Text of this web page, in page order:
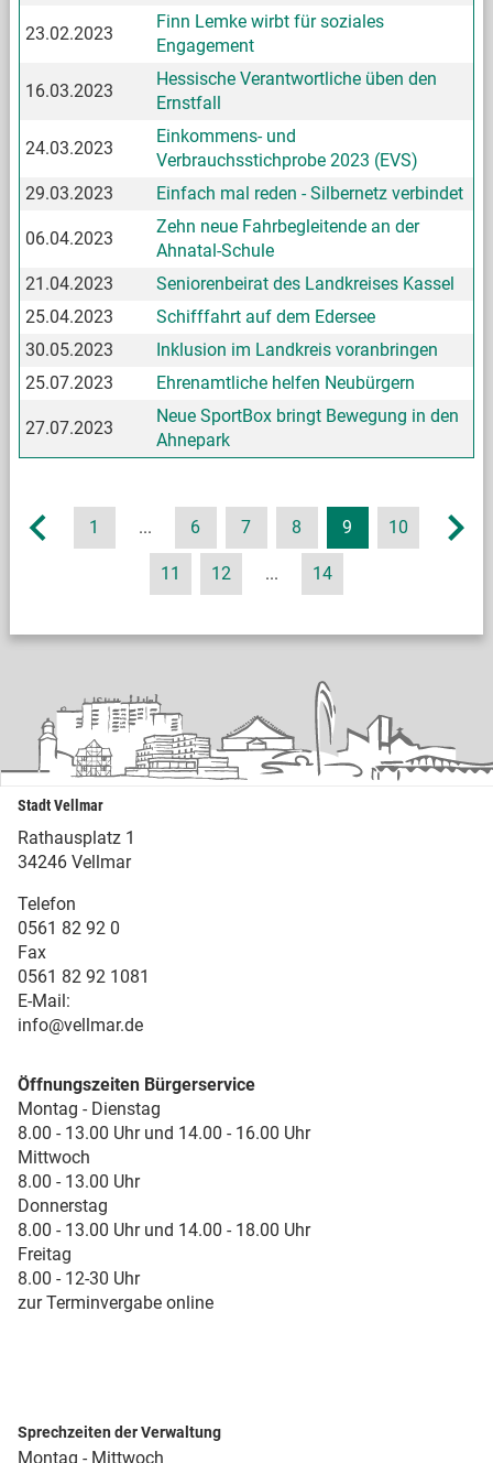
23.02.2023
Finn Lemke wirbt für soziales
Engagement
16.03.2023
Hessische Verantwortliche üben den
Ernstfall
24.03.2023
Einkommens- und
Verbrauchsstichprobe 2023 (EVS)
29.03.2023
Einfach mal reden - Silbernetz verbindet
06.04.2023
Zehn neue Fahrbegleitende an der
Ahnatal-Schule
21.04.2023
Seniorenbeirat des Landkreises Kassel
25.04.2023
Schifffahrt auf dem Edersee
30.05.2023
Inklusion im Landkreis voranbringen
25.07.2023
Ehrenamtliche helfen Neubürgern
27.07.2023
Neue SportBox bringt Bewegung in den
Ahnepark
1 ... 6 7 8 9 10
11 12 ... 14
Stadt Vellmar
Rathausplatz 1
34246 Vellmar
Telefon
0561 82 92 0
Fax
0561 82 92 1081
E-Mail:
info@vellmar.de
Öffnungszeiten Bürgerservice
Montag - Dienstag
8.00 - 13.00 Uhr und 14.00 - 16.00 Uhr
Mittwoch
8.00 - 13.00 Uhr
Donnerstag
8.00 - 13.00 Uhr und 14.00 - 18.00 Uhr
Freitag
8.00 - 12-30 Uhr
zur Terminvergabe online
Sprechzeiten der Verwaltung
Montag - Mittwoch